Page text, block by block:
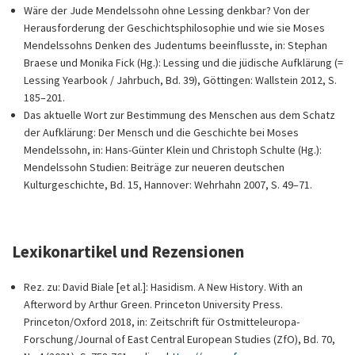
Wäre der Jude Mendelssohn ohne Lessing denkbar? Von der
Herausforderung der Geschichtsphilosophie und wie sie Moses
Mendelssohns Denken des Judentums beeinflusste, in: Stephan
Braese und Monika Fick (Hg.): Lessing und die jüdische Aufklärung (=
Lessing Yearbook / Jahrbuch, Bd. 39), Göttingen: Wallstein 2012, S.
185–201.
Das aktuelle Wort zur Bestimmung des Menschen aus dem Schatz
der Aufklärung: Der Mensch und die Geschichte bei Moses
Mendelssohn, in: Hans-Günter Klein und Christoph Schulte (Hg.):
Mendelssohn Studien: Beiträge zur neueren deutschen
Kulturgeschichte, Bd. 15, Hannover: Wehrhahn 2007, S. 49–71.
Lexikonartikel und Rezensionen
Rez. zu: David Biale [et al.]: Hasidism. A New History. With an
Afterword by Arthur Green. Princeton University Press.
Princeton/Oxford 2018, in: Zeitschrift für Ostmitteleuropa-
Forschung/Journal of East Central European Studies (ZfO), Bd. 70,